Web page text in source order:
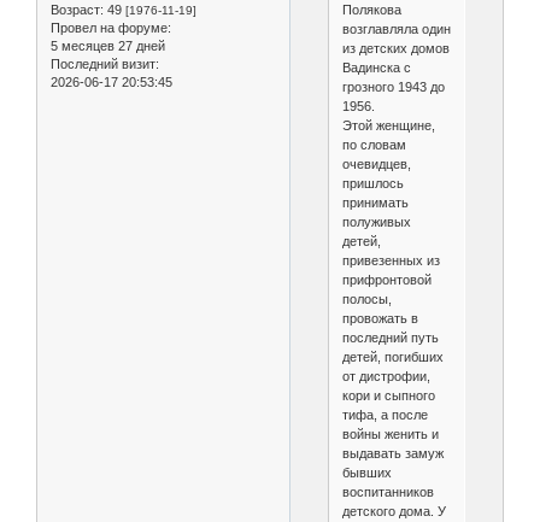
Возраст: 49 [1976-11-19]
Провел на форуме:
5 месяцев 27 дней
Последний визит:
2026-06-17 20:53:45
Полякова
возглавляла один
из детских домов
Вадинска с
грозного 1943 до
1956.
Этой женщине,
по словам
очевидцев,
пришлось
принимать
полуживых
детей,
привезенных из
прифронтовой
полосы,
провожать в
последний путь
детей, погибших
от дистрофии,
кори и сыпного
тифа, а после
войны женить и
выдавать замуж
бывших
воспитанников
детского дома. У